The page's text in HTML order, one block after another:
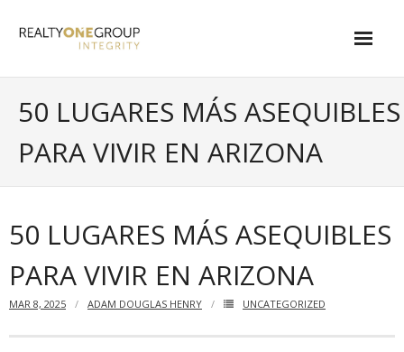
Contact
- Request a Relocation Package
50 LUGARES MÁS ASEQUIBLES
PARA VIVIR EN ARIZONA
50 LUGARES MÁS ASEQUIBLES
PARA VIVIR EN ARIZONA
MAR 8, 2025 ADAM DOUGLAS HENRY UNCATEGORIZED